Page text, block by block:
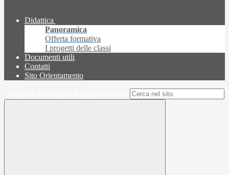
Didattica
Panoramica
Offerta formativa
I progetti delle classi
Documenti utili
Contatti
Sito Orientamento